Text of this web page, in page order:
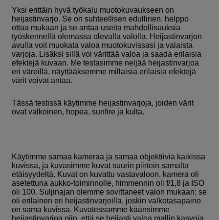
Yksi erittäin hyvä työkalu muotokuvaukseen on
heijastinvarjo. Se on suhteellisen edullinen, helppo
ottaa mukaan ja se antaa useita mahdollisuuksia
työskennellä olemassa olevalla valolla. Heijastinvarjon
avulla voit muokata valoa muotokuvissasi ja valaista
varjoja. Lisäksi sillä voi värittää valoa ja saada erilaisia
efektejä kuvaan. Me testasimme neljää heijastinvarjoa
eri väreillä, näyttääksemme millaisia erilaisia efektejä
värit voivat antaa.
Tässä testissä käytimme heijastinvarjoja, joiden värit
ovat valkoinen, hopea, sunfire ja kulta.
Käytimme samaa kameraa ja samaa objektiivia kaikissa
kuvissa, ja kuvasimme kuvat suurin piirtein samalta
etäisyydeltä. Kuvat on kuvattu vastavaloon, kamera oli
asetettuna aukko-toiminnolle, himmennin oli f/1,8 ja ISO
oli 100. Suljinajan olemme sovittaneet valon mukaan; se
oli erilainen eri heijastinvarjoilla, joskin valkotasapaino
on sama kuvissa. Kuvatessamme käänsimme